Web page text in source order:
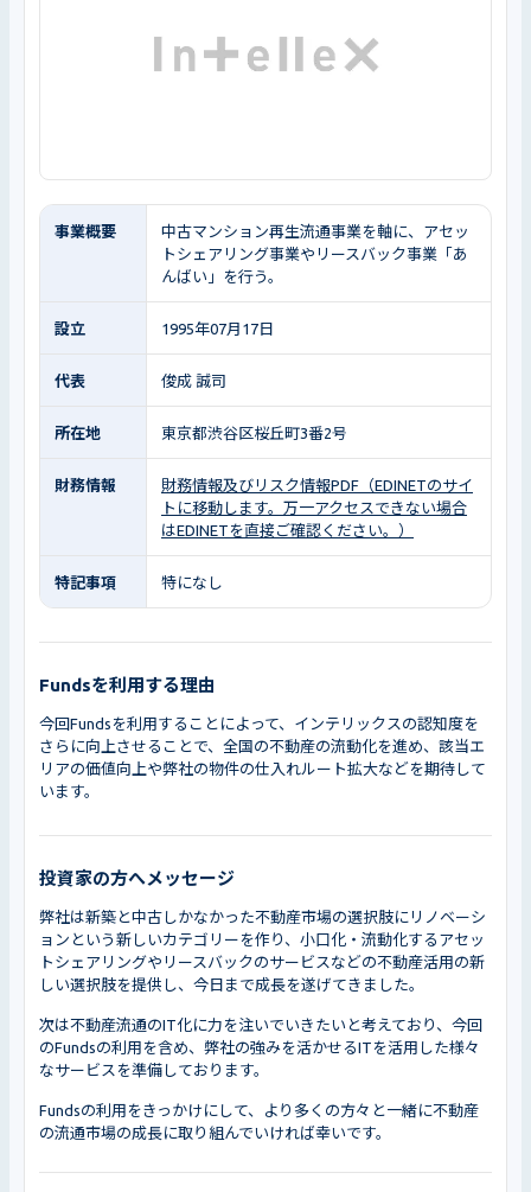
事業概要
中古マンション再生流通事業を軸に、アセッ
トシェアリング事業やリースバック事業「あ
んばい」を行う。
設立 1995年07月17日
代表 俊成 誠司
所在地 東京都渋谷区桜丘町3番2号
財務情報
財務情報及びリスク情報PDF（EDINETのサイ
トに移動します。万一アクセスできない場合
はEDINETを直接ご確認ください。）
特記事項 特になし
Fundsを利用する理由
今回Fundsを利用することによって、インテリックスの認知度を
さらに向上させることで、全国の不動産の流動化を進め、該当エ
リアの価値向上や弊社の物件の仕入れルート拡大などを期待して
います。
投資家の方へメッセージ
弊社は新築と中古しかなかった不動産市場の選択肢にリノベーシ
ョンという新しいカテゴリーを作り、小口化・流動化するアセッ
トシェアリングやリースバックのサービスなどの不動産活用の新
しい選択肢を提供し、今日まで成長を遂げてきました。
次は不動産流通のIT化に力を注いでいきたいと考えており、今回
のFundsの利用を含め、弊社の強みを活かせるITを活用した様々
なサービスを準備しております。
Fundsの利用をきっかけにして、より多くの方々と一緒に不動産
の流通市場の成長に取り組んでいければ幸いです。